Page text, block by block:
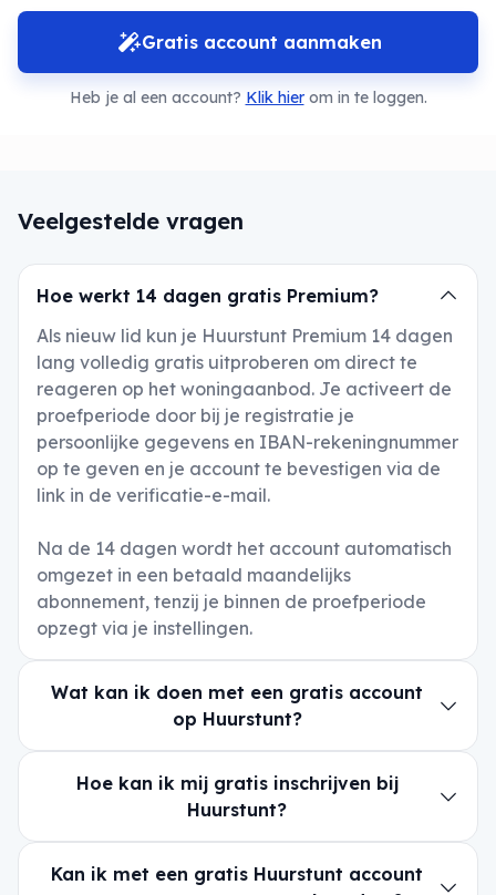
Gratis account aanmaken
Heb je al een account? Klik hierom in te loggen.
Veelgestelde vragen
Hoe werkt 14 dagen gratis Premium?
Als nieuw lid kun je Huurstunt Premium 14 dagen
lang volledig gratis uitproberen om direct te
reageren op het woningaanbod. Je activeert de
proefperiode door bij je registratie je
persoonlijke gegevens en IBAN-rekeningnummer
op te geven en je account te bevestigen via de
link in de verificatie-e-mail.
Na de 14 dagen wordt het account automatisch
omgezet in een betaald maandelijks
abonnement, tenzij je binnen de proefperiode
opzegt via je instellingen.
Wat kan ik doen met een gratis account
op Huurstunt?
Hoe kan ik mij gratis inschrijven bij
Huurstunt?
Kan ik met een gratis Huurstunt account